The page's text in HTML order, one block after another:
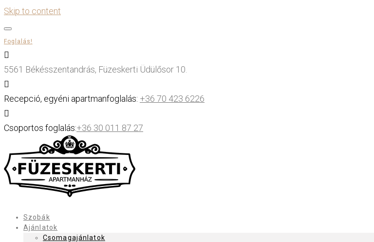
Skip to content
Foglalás!
5561 Békésszentandrás, Füzeskerti Üdülősor 10.
Recepció, egyéni apartmanfoglalás: +36 70 423 6226
Csoportos foglalás:+36 30 011 87 27
Szobák
Ajánlatok
Csomagajánlatok